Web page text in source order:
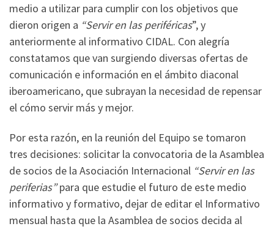
medio a utilizar para cumplir con los objetivos que
dieron origen a “Servir en las periféricas”, y
anteriormente al informativo CIDAL. Con alegría
constatamos que van surgiendo diversas ofertas de
comunicación e información en el ámbito diaconal
iberoamericano, que subrayan la necesidad de repensar
el cómo servir más y mejor.
Por esta razón, en la reunión del Equipo se tomaron
tres decisiones: solicitar la convocatoria de la Asamblea
de socios de la Asociación Internacional “Servir en las
periferias”para que estudie el futuro de este medio
informativo y formativo, dejar de editar el Informativo
mensual hasta que la Asamblea de socios decida al